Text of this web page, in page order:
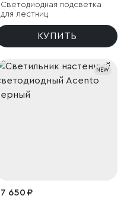
Светодиодная подсветка
для лестниц
КУПИТЬ
NEW
7 650 ₽